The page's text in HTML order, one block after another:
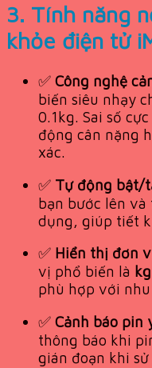
3. Tính năng
khỏe điện tử
✅ Công nghệ
biến siêu nhạy
0.1kg. Sai số
động cân nặng
xác.
✅ Tự động bật/
bạn bước lên
dụng, giúp tiết
✅ Hiển thị đơn
vị phổ biến là kg
phù hợp với
✅ Cảnh báo pin
thông báo khi
gián đoạn khi sử